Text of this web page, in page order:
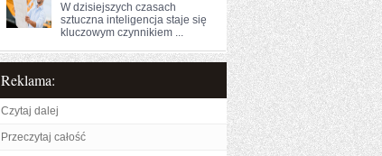
W dzisiejszych‌ czasach
sztuczna inteligencja staje się
kluczowym czynnikiem ...
Reklama:
Czytaj dalej
Przeczytaj całość